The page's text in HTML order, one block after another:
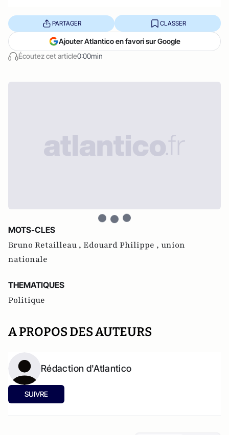
Écoutez cet article0:00min
PARTAGER CLASSER
Ajouter Atlantico en favori sur Google
MOTS-CLES
Bruno Retailleau , Edouard Philippe , union
nationale
THEMATIQUES
Politique
A PROPOS DES AUTEURS
Rédaction d'Atlantico
SUIVRE